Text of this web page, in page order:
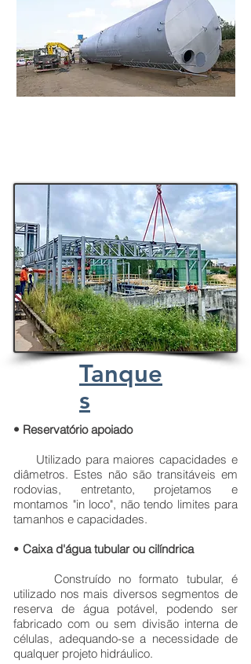
Tanque
s
• Reservatório apoiado
Utilizado para maiores capacidades e
diâmetros. Estes não são transitáveis em
rodovias, entretanto, projetamos e
montamos "in loco", não tendo limites para
tamanhos e capacidades.
• Caixa d'água tubular ou cilíndrica
Construído no formato tubular, é
utilizado nos mais diversos segmentos de
reserva de água potável, podendo ser
fabricado com ou sem divisão interna de
células, adequando-se a necessidade de
qualquer projeto hidráulico.